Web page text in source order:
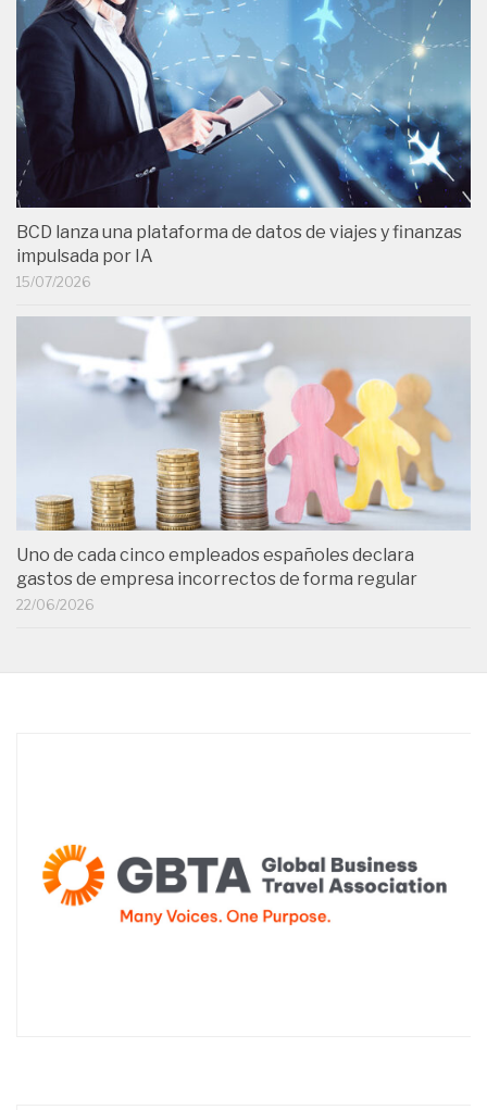
BCD lanza una plataforma de datos de viajes y finanzas
impulsada por IA
15/07/2026
Uno de cada cinco empleados españoles declara
gastos de empresa incorrectos de forma regular
22/06/2026